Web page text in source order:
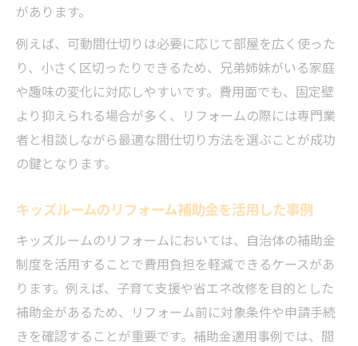
があります。
例えば、可動間仕切りは必要に応じて部屋を広く使った
り、小さく区切ったりできるため、兄弟姉妹がいる家庭
や趣味の変化に対応しやすいです。費用面でも、固定壁
より抑えられる場合が多く、リフォームの際には専門業
者と相談しながら最適な間仕切り方法を選ぶことが成功
の鍵となります。
キッズルームのリフォーム補助金を活用した事例
キッズルームのリフォームにおいては、自治体の補助金
制度を活用することで費用負担を軽減できるケースがあ
ります。例えば、子育て支援や省エネ改修を目的とした
補助金があるため、リフォーム前に対象条件や申請手続
きを確認することが重要です。補助金適用事例では、間